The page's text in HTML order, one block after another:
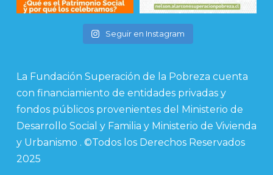
Seguir en Instagram
La Fundación Superación de la Pobreza cuenta
con financiamiento de entidades privadas y
fondos públicos provenientes del Ministerio de
Desarrollo Social y Familia y Ministerio de Vivienda
y Urbanismo . ©Todos los Derechos Reservados
2025